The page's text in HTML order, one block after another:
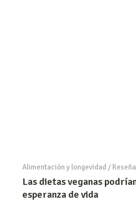
Alimentación y longevidad /
Las dietas veganas
esperanza de vida